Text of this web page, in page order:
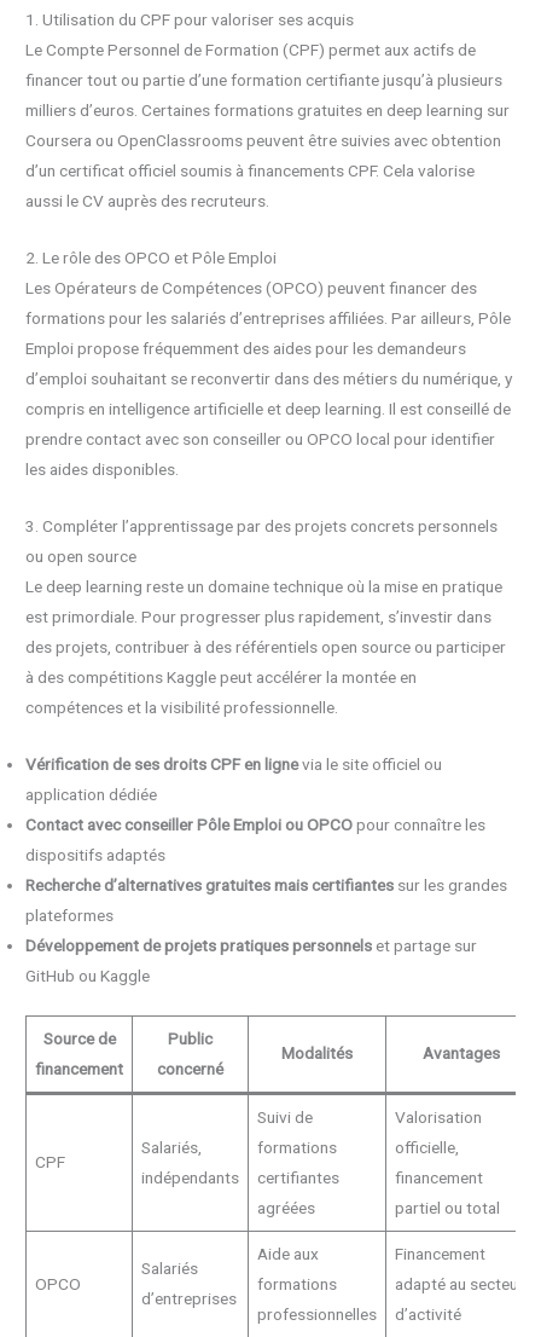
1. Utilisation du CPF pour valoriser ses acquis
Le Compte Personnel de Formation (CPF) permet aux actifs de
financer tout ou partie d’une formation certifiante jusqu’à plusieurs
milliers d’euros. Certaines formations gratuites en deep learning sur
Coursera ou OpenClassrooms peuvent être suivies avec obtention
d’un certificat officiel soumis à financements CPF. Cela valorise
aussi le CV auprès des recruteurs.
2. Le rôle des OPCO et Pôle Emploi
Les Opérateurs de Compétences (OPCO) peuvent financer des
formations pour les salariés d’entreprises affiliées. Par ailleurs, Pôle
Emploi propose fréquemment des aides pour les demandeurs
d’emploi souhaitant se reconvertir dans des métiers du numérique, y
compris en intelligence artificielle et deep learning. Il est conseillé de
prendre contact avec son conseiller ou OPCO local pour identifier
les aides disponibles.
3. Compléter l’apprentissage par des projets concrets personnels
ou open source
Le deep learning reste un domaine technique où la mise en pratique
est primordiale. Pour progresser plus rapidement, s’investir dans
des projets, contribuer à des référentiels open source ou participer
à des compétitions Kaggle peut accélérer la montée en
compétences et la visibilité professionnelle.
Vérification de ses droits CPF en lignevia le site officiel ou
application dédiée
Contact avec conseiller Pôle Emploi ou OPCOpour connaître les
dispositifs adaptés
Recherche d’alternatives gratuites mais certifiantes sur les grandes
plateformes
Développement de projets pratiques personnels et partage sur
GitHub ou Kaggle
Source de
financement
Public
concerné
Modalités Avantages
CPF
Salariés,
indépendants
Suivi de
formations
certifiantes
agréées
Valorisation
officielle,
financement
partiel ou total
OPCO
Salariés
d’entreprises
Aide aux
formations
professionnelles
Financement
adapté au secteur
d’activité